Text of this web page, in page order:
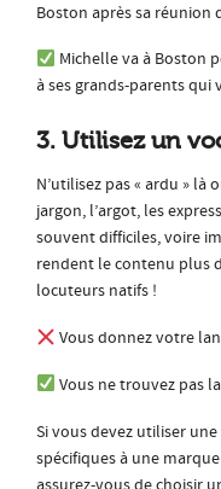
Boston après sa réunion
Michelle va à Boston
à ses grands-parents qui
3. Utilisez un
N’utilisez pas « ardu » là
jargon, l’argot, les
souvent difficiles, voire
rendent le contenu plus
locuteurs natifs !
Vous donnez votre
Vous ne trouvez pas
Si vous devez utiliser
spécifiques à une